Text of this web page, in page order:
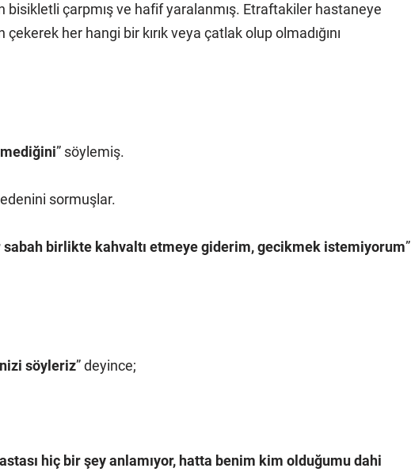
bisikletli çarpmış ve hafif yaralanmış. Etraftakiler hastaneye
her hangi bir kırık veya çatlak olup olmadığını
” söylemiş.
sormuşlar.
sabah birlikte kahvaltı etmeye giderim, gecikmek istemiyorum”
söyleriz” deyince;
hiç bir şey anlamıyor, hatta benim kim olduğumu dahi